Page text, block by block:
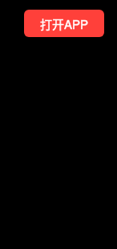
打开APP